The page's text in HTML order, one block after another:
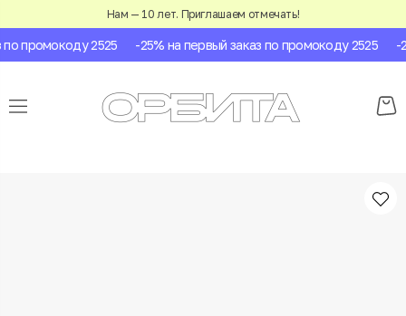
Нам — 10 лет. Приглашаем отмечать!
промокоду 2525 -25% на первый заказ по промокоду 2525 -